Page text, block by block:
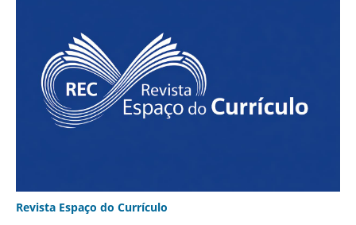
Revista Espaço do Currículo